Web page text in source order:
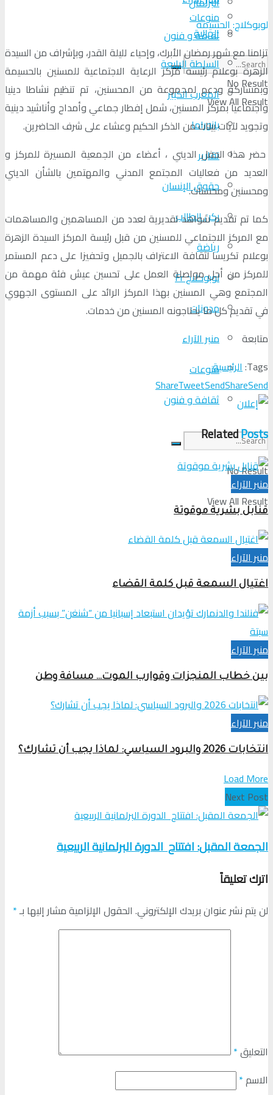
منوعات
ثقافة و فنون
No Result
View All Result
الجالية
السلطة الرابعة
المغرب الكبير
بانوراما
تقارير
حقوق الإنسان
ركن الطالب
رياضة
لوبوكلاج Fr
مدونات
منبر الآراء
منوعات
ثقافة و فنون
No Result
View All Result
لوبوكلاج: الحسيمة
تزامنا مع شهر رمضان الأبرك، وإحياء لليلة القدر، وبإشراف من السيدة
الزهرة بوعلام رئيسة مركز الرعاية الاجتماعية للمسنين بالحسيمة
وبمشاركة ودعم لمجموعة من المحسنين، تم تنظيم نشاطا دينيا
واجتماعيا بمركز المسنين، شمل إفطار جماعي وأمداح وأناشيد دينية
وتجويد لآيات بينات من الذكر الحكيم وعشاء على شرف الحاضرين.
حضر هذا الحفل الديني ، أعضاء من الجمعية المسيرة للمركز و
العديد من فعاليات المجتمع المدني والمهتمين بالشأن الديني
ومحسنين ومحسنات.
كما تم تقديم شواهد تقديرية لعدد من المساهمين والمساهمات
مع المركز الاجتماعي للمسنين من قبل رئيسة المركز السيدة الزهرة
بوعلام تكريسا لثقافة الاعتراف بالجميل وتحفيزا على دعم المستمر
للمركز من أجل مواصلة العمل على تحسين عيش فئة مهمة من
المجتمع وهي المسنين بهذا المركز الرائد على المستوى الجهوي
في تقديم كل ما يحتاجونه المسنين من خدمات.
متابعة
Tags: الرئيسية
ShareTweetSendShareSend
RelatedPosts
منبر الآراء
قنابل بشرية موقوتة
منبر الآراء
اغتيال السمعة قبل كلمة القضاء
منبر الآراء
بين خطاب المنجزات وقوارب الموت… مسافة وطن
منبر الآراء
انتخابات 2026 والبرود السياسي: لماذا يجب أن تشارك؟
Load More
Next Post
الجمعة المقبل: افتتاح الدورة البرلمانية الربيعية
اترك تعليقاً
لن يتم نشر عنوان بريدك الإلكتروني. الحقول الإلزامية مشار إليها بـ*
التعليق*
الاسم*